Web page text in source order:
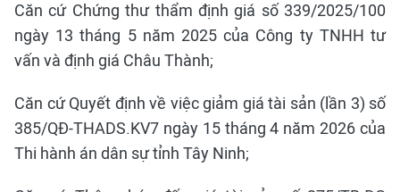
Căn cứ Chứng thư thẩm định giá số 339/2025/100
ngày 13 tháng 5 năm 2025 của Công ty TNHH tư
vấn và định giá Châu Thành;
Căn cứ Quyết định về việc giảm giá tài sản (lần 3) số
385/QĐ-THADS.KV7 ngày 15 tháng 4 năm 2026 của
Thi hành án dân sự tỉnh Tây Ninh;